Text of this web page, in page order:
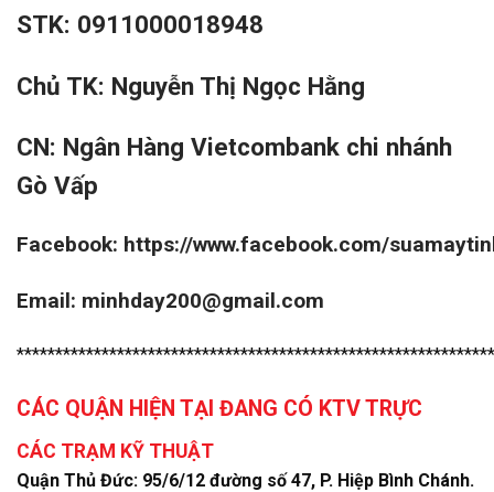
STK: 0911000018948
Chủ TK: Nguyễn Thị Ngọc Hằng
CN: Ngân Hàng Vietcombank chi nhánh
Gò Vấp
Facebook: https://www.facebook.com/
Email: minhday200@gmail.com
CÁC QUẬN HIỆN TẠI ĐANG CÓ KTV TRỰC
CÁC TRẠM KỸ THUẬT
Quận Thủ Đức: 95/6/12 đường số 47, P. Hiệp Bình Chánh.